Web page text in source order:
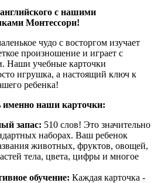
с нашими
Монтессори!
чудо с восторгом изучает
произношение и играет с
Наши учебные карточки
игрушка, а настоящий ключ к
ребенка!
именно наши карточки:
запас: 510 слов! Это значительно
наборах. Ваш ребенок
животных, фруктов, овощей,
тела, цвета, цифры и многое
обучение: Каждая карточка -